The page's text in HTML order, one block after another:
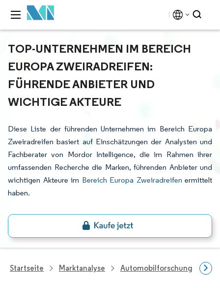
TOP-UNTERNEHMEN IM BEREICH
EUROPA ZWEIRADREIFEN:
FÜHRENDE ANBIETER UND
WICHTIGE AKTEURE
Diese Liste der führenden Unternehmen im Bereich Europa
Zweiradreifen basiert auf Einschätzungen der Analysten und
Fachberater von Mordor Intelligence, die im Rahmen ihrer
umfassenden Recherche die Marken, führenden Anbieter und
wichtigen Akteure im Bereich Europa Zweiradreifen ermittelt
haben.
Startseite Marktanalyse Automobilforschung